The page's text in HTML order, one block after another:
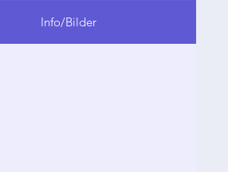
Info/Bilder